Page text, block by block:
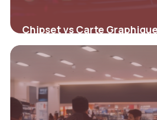
Chipset vs Carte
Complet
4 mai 2026